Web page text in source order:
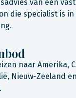
van een
die specialist is in
naar Amerika,
Nieuw-Zeeland